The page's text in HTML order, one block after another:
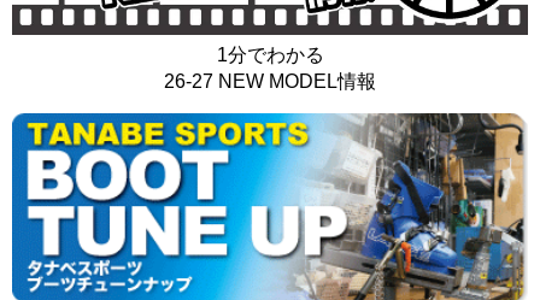
1分でわかる
26-27 NEW MODEL情報